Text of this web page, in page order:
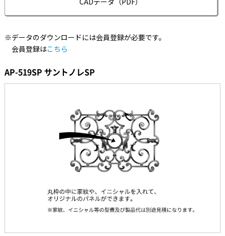
※データのダウンロードには会員登録が必要です。
会員登録はこちら
AP-519SP サントノレSP